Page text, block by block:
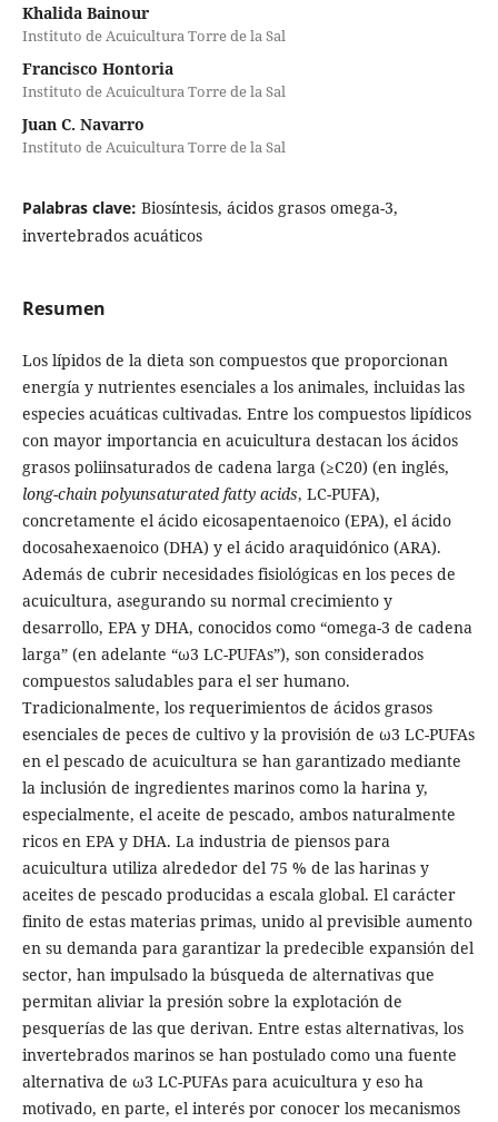
Khalida Bainour
Instituto de Acuicultura Torre de la Sal
Francisco Hontoria
Instituto de Acuicultura Torre de la Sal
Juan C. Navarro
Instituto de Acuicultura Torre de la Sal
Palabras clave: Biosíntesis, ácidos grasos omega-3,
invertebrados acuáticos
Resumen
Los lípidos de la dieta son compuestos que proporcionan
energía y nutrientes esenciales a los animales, incluidas las
especies acuáticas cultivadas. Entre los compuestos lipídicos
con mayor importancia en acuicultura destacan los ácidos
grasos poliinsaturados de cadena larga (≥C20) (en inglés,
long-chain polyunsaturated fatty acids, LC-PUFA),
concretamente el ácido eicosapentaenoico (EPA), el ácido
docosahexaenoico (DHA) y el ácido araquidónico (ARA).
Además de cubrir necesidades fisiológicas en los peces de
acuicultura, asegurando su normal crecimiento y
desarrollo, EPA y DHA, conocidos como “omega-3 de cadena
larga” (en adelante “ω3 LC-PUFAs”), son considerados
compuestos saludables para el ser humano.
Tradicionalmente, los requerimientos de ácidos grasos
esenciales de peces de cultivo y la provisión de ω3 LC-PUFAs
en el pescado de acuicultura se han garantizado mediante
la inclusión de ingredientes marinos como la harina y,
especialmente, el aceite de pescado, ambos naturalmente
ricos en EPA y DHA. La industria de piensos para
acuicultura utiliza alrededor del 75 % de las harinas y
aceites de pescado producidas a escala global. El carácter
finito de estas materias primas, unido al previsible aumento
en su demanda para garantizar la predecible expansión del
sector, han impulsado la búsqueda de alternativas que
permitan aliviar la presión sobre la explotación de
pesquerías de las que derivan. Entre estas alternativas, los
invertebrados marinos se han postulado como una fuente
alternativa de ω3 LC-PUFAs para acuicultura y eso ha
motivado, en parte, el interés por conocer los mecanismos